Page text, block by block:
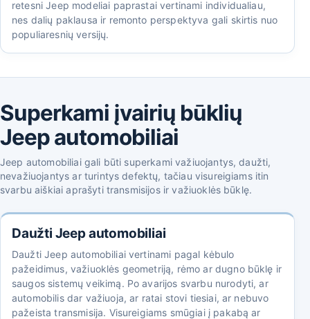
retesni Jeep modeliai paprastai vertinami individualiau,
nes dalių paklausa ir remonto perspektyva gali skirtis nuo
populiaresnių versijų.
Superkami įvairių būklių
Jeep automobiliai
Jeep automobiliai gali būti superkami važiuojantys, daužti,
nevažiuojantys ar turintys defektų, tačiau visureigiams itin
svarbu aiškiai aprašyti transmisijos ir važiuoklės būklę.
Daužti Jeep automobiliai
Daužti Jeep automobiliai vertinami pagal kėbulo
pažeidimus, važiuoklės geometriją, rėmo ar dugno būklę ir
saugos sistemų veikimą. Po avarijos svarbu nurodyti, ar
automobilis dar važiuoja, ar ratai stovi tiesiai, ar nebuvo
pažeista transmisija. Visureigiams smūgiai į pakabą ar